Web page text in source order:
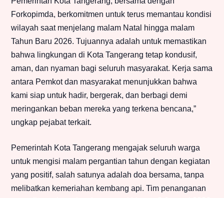
Forkopimda, berkomitmen untuk terus memantau kondisi
wilayah saat menjelang malam Natal hingga malam
Tahun Baru 2026. Tujuannya adalah untuk memastikan
bahwa lingkungan di Kota Tangerang tetap kondusif,
aman, dan nyaman bagi seluruh masyarakat. Kerja sama
antara Pemkot dan masyarakat menunjukkan bahwa
kami siap untuk hadir, bergerak, dan berbagi demi
meringankan beban mereka yang terkena bencana,”
ungkap pejabat terkait.
Pemerintah Kota Tangerang mengajak seluruh warga
untuk mengisi malam pergantian tahun dengan kegiatan
yang positif, salah satunya adalah doa bersama, tanpa
melibatkan kemeriahan kembang api. Tim penanganan